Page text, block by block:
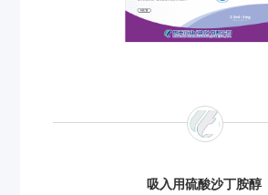
吸入用硫酸沙丁胺醇